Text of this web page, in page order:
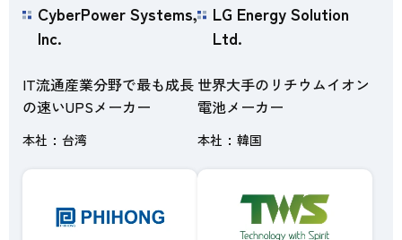
CyberPower Systems,
Inc.
本社 台湾
IT流通産業分野で最も成長
の速いUPSメーカー
LG Energy Solution
Ltd.
本社 韓国
世界大手のリチウムイオン
電池メーカー